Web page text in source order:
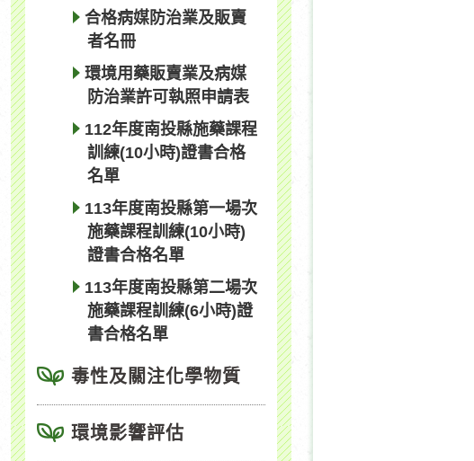
合格病媒防治業及販賣
者名冊
環境用藥販賣業及病媒
防治業許可執照申請表
112年度南投縣施藥課程
訓練(10小時)證書合格
名單
113年度南投縣第一場次
施藥課程訓練(10小時)
證書合格名單
113年度南投縣第二場次
施藥課程訓練(6小時)證
書合格名單
毒性及關注化學物質
環境影響評估